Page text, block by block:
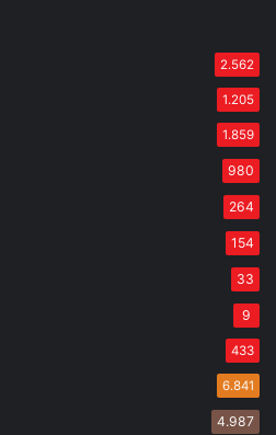
2.562
1.205
1.859
980
264
154
33
9
433
6.841
4.987